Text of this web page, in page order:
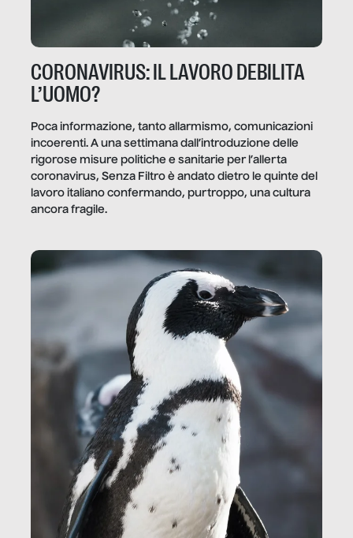
CORONAVIRUS: IL LAVORO DEBILITA
L’UOMO?
Poca informazione, tanto allarmismo, comunicazioni
incoerenti. A una settimana dall’introduzione delle
rigorose misure politiche e sanitarie per l’allerta
coronavirus, Senza Filtro è andato dietro le quinte del
lavoro italiano confermando, purtroppo, una cultura
ancora fragile.